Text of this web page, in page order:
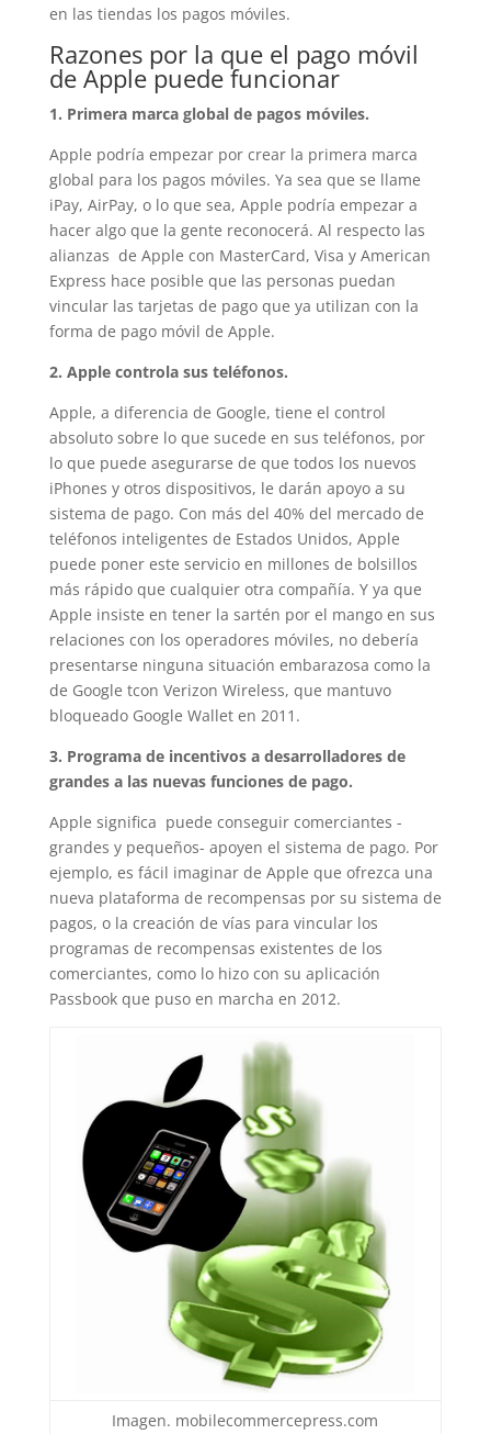
en las tiendas los pagos móviles.
Razones por la que el pago móvil
de Apple puede funcionar
1. Primera marca global de pagos móviles.
Apple podría empezar por crear la primera marca
global para los pagos móviles. Ya sea que se llame
iPay, AirPay, o lo que sea, Apple podría empezar a
hacer algo que la gente reconocerá. Al respecto las
alianzas de Apple con MasterCard, Visa y American
Express hace posible que las personas puedan
vincular las tarjetas de pago que ya utilizan con la
forma de pago móvil de Apple.
2. Apple controla sus teléfonos.
Apple, a diferencia de Google, tiene el control
absoluto sobre lo que sucede en sus teléfonos, por
lo que puede asegurarse de que todos los nuevos
iPhones y otros dispositivos, le darán apoyo a su
sistema de pago. Con más del 40% del mercado de
teléfonos inteligentes de Estados Unidos, Apple
puede poner este servicio en millones de bolsillos
más rápido que cualquier otra compañía. Y ya que
Apple insiste en tener la sartén por el mango en sus
relaciones con los operadores móviles, no debería
presentarse ninguna situación embarazosa como la
de Google tcon Verizon Wireless, que mantuvo
bloqueado Google Wallet en 2011.
3. Programa de incentivos a desarrolladores de
grandes a las nuevas funciones de pago.
Apple significa puede conseguir comerciantes -
grandes y pequeños- apoyen el sistema de pago. Por
ejemplo, es fácil imaginar de Apple que ofrezca una
nueva plataforma de recompensas por su sistema de
pagos, o la creación de vías para vincular los
programas de recompensas existentes de los
comerciantes, como lo hizo con su aplicación
Passbook que puso en marcha en 2012.
Imagen. mobilecommercepress.com